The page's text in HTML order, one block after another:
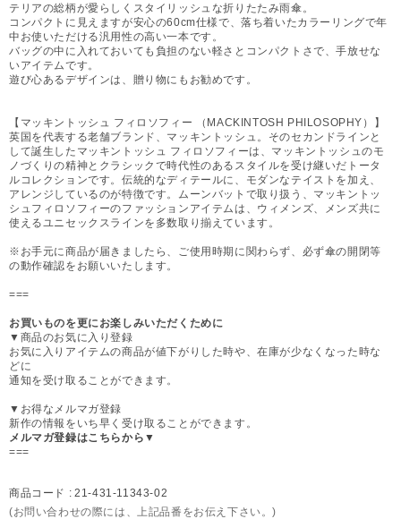
テリアの総柄が愛らしくスタイリッシュな折りたたみ雨傘。
コンパクトに見えますが安心の60cm仕様で、落ち着いたカラーリングで年
中お使いただける汎用性の高い一本です。
バッグの中に入れておいても負担のない軽さとコンパクトさで、手放せな
いアイテムです。
遊び心あるデザインは、贈り物にもお勧めです。
【マッキントッシュ フィロソフィー （MACKINTOSH PHILOSOPHY）】
英国を代表する老舗ブランド、マッキントッシュ。そのセカンドラインと
して誕生したマッキントッシュ フィロソフィーは、マッキントッシュのモ
ノづくりの精神とクラシックで時代性のあるスタイルを受け継いだトータ
ルコレクションです。伝統的なディテールに、モダンなテイストを加え、
アレンジしているのが特徴です。ムーンバットで取り扱う、マッキントッ
シュフィロソフィーのファッションアイテムは、ウィメンズ、メンズ共に
使えるユニセックスラインを多数取り揃えています。
※お手元に商品が届きましたら、ご使用時期に関わらず、必ず傘の開閉等
の動作確認をお願いいたします。
===
お買いものを更にお楽しみいただくために
▼商品のお気に入り登録
お気に入りアイテムの商品が値下がりした時や、在庫が少なくなった時な
どに
通知を受け取ることができます。
▼お得なメルマガ登録
新作の情報をいち早く受け取ることができます。
メルマガ登録はこちらから▼
===
商品コード : 21-431-11343-02
(お問い合わせの際には、上記品番をお伝え下さい。)